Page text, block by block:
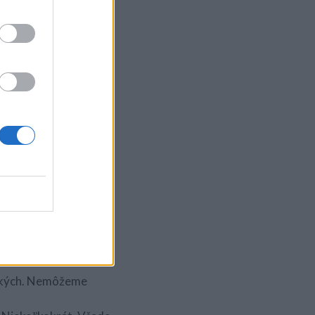
a účty neplatia. Asi
nás odkazovali na
zákazníkom,
pár stoviek,
sa dá, vzal som si
Chyba za
likvidačné.“
otec nereagoval,
vytváral také
Nemôžeme